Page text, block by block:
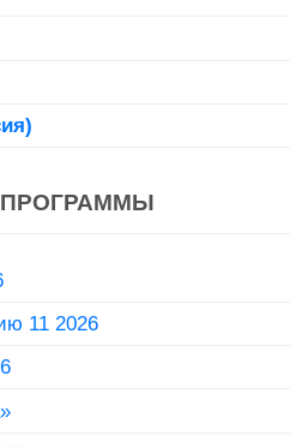
11 2026